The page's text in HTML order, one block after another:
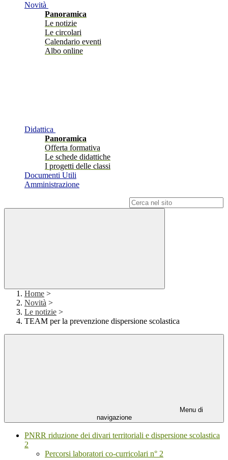
Novità
Panoramica
Le notizie
Le circolari
Calendario eventi
Albo online
Didattica
Panoramica
Offerta formativa
Le schede didattiche
I progetti delle classi
Documenti Utili
Amministrazione
Home >
Novità >
Le notizie >
TEAM per la prevenzione dispersione scolastica
Menu di
navigazione
PNRR riduzione dei divari territoriali e dispersione scolastica
2
Percorsi laboratori co-curricolari n° 2